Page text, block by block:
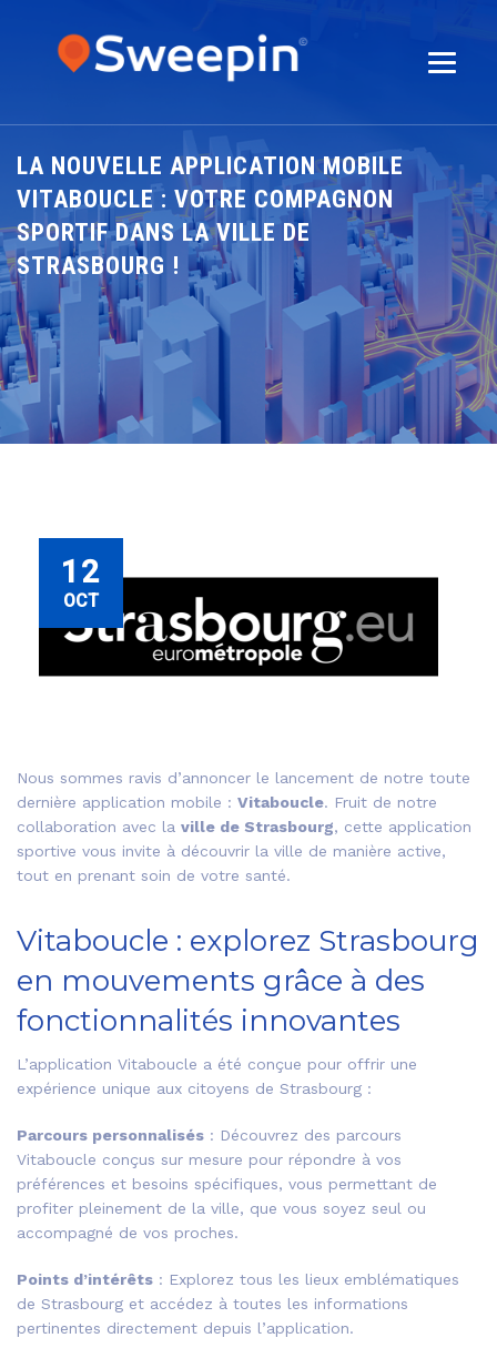
LA NOUVELLE APPLICATION MOBILE
VITABOUCLE : VOTRE COMPAGNON
SPORTIF DANS LA VILLE DE
STRASBOURG !
12
OCT
Nous sommes ravis d’annoncer le lancement de notre toute
dernière application mobile : Vitaboucle. Fruit de notre
collaboration avec la ville de Strasbourg, cette application
sportive vous invite à découvrir la ville de manière active,
tout en prenant soin de votre santé.
Vitaboucle : explorez Strasbourg
en mouvements grâce à des
fonctionnalités innovantes
L’application Vitaboucle a été conçue pour offrir une
expérience unique aux citoyens de Strasbourg :
Parcours personnalisés : Découvrez des parcours
Vitaboucle conçus sur mesure pour répondre à vos
préférences et besoins spécifiques, vous permettant de
profiter pleinement de la ville, que vous soyez seul ou
accompagné de vos proches.
Points d’intérêts : Explorez tous les lieux emblématiques
de Strasbourg et accédez à toutes les informations
pertinentes directement depuis l’application.